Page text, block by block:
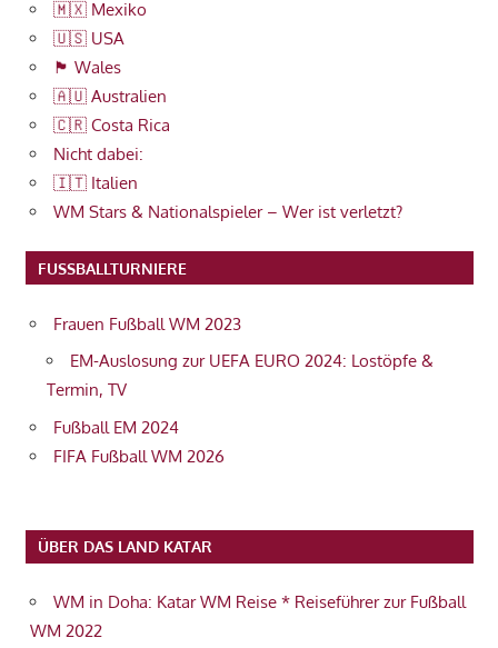
🇲🇽 Mexiko
🇺🇸 USA
🏴󠁧󠁢󠁷󠁬󠁳󠁿 Wales
🇦🇺 Australien
🇨🇷 Costa Rica
Nicht dabei:
🇮🇹 Italien
WM Stars & Nationalspieler – Wer ist verletzt?
FUSSBALLTURNIERE
Frauen Fußball WM 2023
EM-Auslosung zur UEFA EURO 2024: Lostöpfe &
Termin, TV
Fußball EM 2024
FIFA Fußball WM 2026
ÜBER DAS LAND KATAR
WM in Doha: Katar WM Reise * Reiseführer zur Fußball
WM 2022